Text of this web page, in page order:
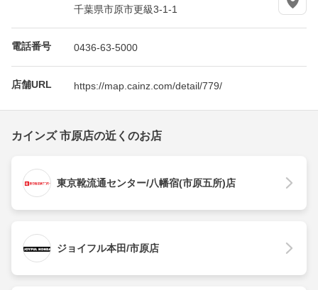
千葉県市原市更級3-1-1
電話番号 0436-63-5000
店舗URL https://map.cainz.com/detail/779/
カインズ 市原店の近くのお店
東京靴流通センター/八幡宿(市原五所)店
ジョイフル本田/市原店